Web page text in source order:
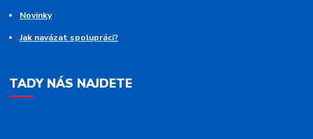
Novinky
Jak navázat spolupráci?
TADY NÁS NAJDETE